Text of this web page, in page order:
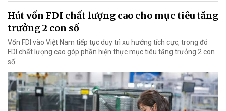
Hút vốn FDI chất lượng cao cho mục tiêu tăng
trưởng 2 con số
Vốn FDI vào Việt Nam tiếp tục duy trì xu hướng tích cực, trong đó
FDI chất lượng cao góp phần hiện thực mục tiêu tăng trưởng 2 con
số.